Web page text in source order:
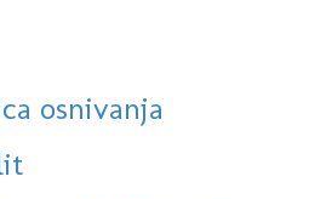
osnivanja